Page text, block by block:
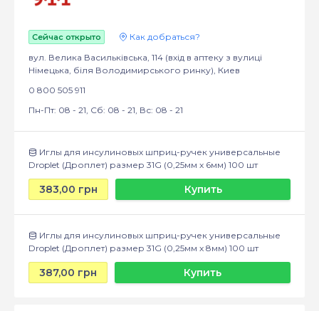
Сейчас открыто
Как добраться?
вул. Велика Васильківська, 114 (вхід в аптеку з вулиці
Німецька, біля Володимирського ринку), Киев
0 800 505 911
Пн-Пт: 08 - 21, Сб: 08 - 21, Вс: 08 - 21
Иглы для инсулиновых шприц-ручек универсальные
Droplet (Дроплет) размер 31G (0,25мм x 6мм) 100 шт
383,00 грн Купить
Иглы для инсулиновых шприц-ручек универсальные
Droplet (Дроплет) размер 31G (0,25мм x 8мм) 100 шт
387,00 грн Купить